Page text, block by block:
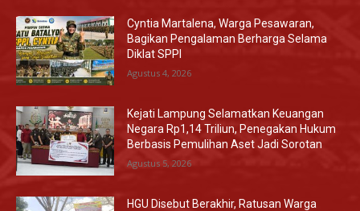
Cyntia Martalena, Warga Pesawaran,
Bagikan Pengalaman Berharga Selama
Diklat SPPI
Agustus 4, 2026
Kejati Lampung Selamatkan Keuangan
Negara Rp1,14 Triliun, Penegakan Hukum
Berbasis Pemulihan Aset Jadi Sorotan
Agustus 5, 2026
HGU Disebut Berakhir, Ratusan Warga